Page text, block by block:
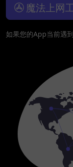
魔法上网
如果您的App当前遇